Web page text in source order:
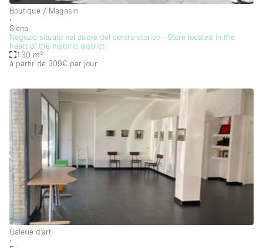
Salle
Salle de Réunion
Salon / Festival
Studio Photo / Tournage
Étal de Marché
Caractéristiques de l'espace
Accès aux handicapés
Air conditionné
Animals Friendly
Boutique / Magasin
∙
Siena
Negozio situato nel cuore del centro storico - Store located in the
heart of the historic district
130 m²
à partir de 309€ par jour
Galerie d'art
∙